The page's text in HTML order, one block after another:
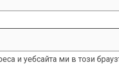
и уебсайта ми в този